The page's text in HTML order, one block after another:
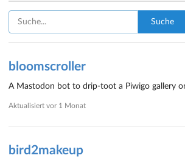
Suche
bloomscroller
A Mastodon bot to drip-toot a Piwigo gallery
Aktualisiert vor 1 Monat
bird2makeup